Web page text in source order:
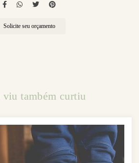
Solicite seu orçamento
viu também curtiu